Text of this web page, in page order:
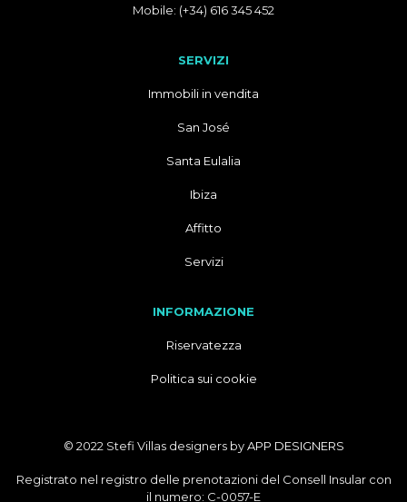
Mobile: (+34) 616 345 452
SERVIZI
Immobili in vendita
San José
Santa Eulalia
Ibiza
Affitto
Servizi
INFORMAZIONE
Riservatezza
Politica sui cookie
© 2022 Stefi Villas designers byAPP DESIGNERS
Registrato nel registro delle prenotazioni del Consell Insular con
il numero: C-0057-E